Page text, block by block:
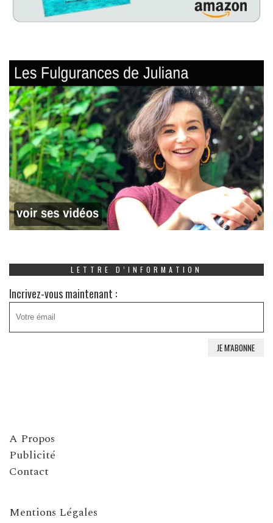
LETTRE D’INFORMATION
Incrivez-vous maintenant :
A Propos
Publicité
Contact
Mentions Légales